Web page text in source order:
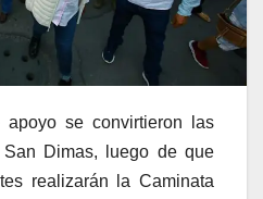
apoyo se convirtieron las
Dimas, luego de que
realizarán la Caminata